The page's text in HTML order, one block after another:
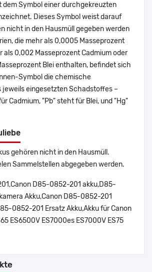
dem Symbol einer durchgekreuzten
Dieses Symbol weist darauf
nicht in den Hausmüll gegeben werden
die mehr als 0,0005 Masseprozent
als 0,002 Masseprozent Cadmium oder
Blei enthalten, befindet sich
Symbol die chemische
jeweils eingesetzten Schadstoffes –
Cadmium, "Pb" steht für Blei, und "Hg"
gehören nicht in den Hausmüll.
Sammelstellen abgegeben werden.
D85-0852-201 akku,D85-
Akku,Canon D85-0852-201
0852-201 Ersatz Akku,Akku für Canon
ES6500V ES7000es ES7000V ES75